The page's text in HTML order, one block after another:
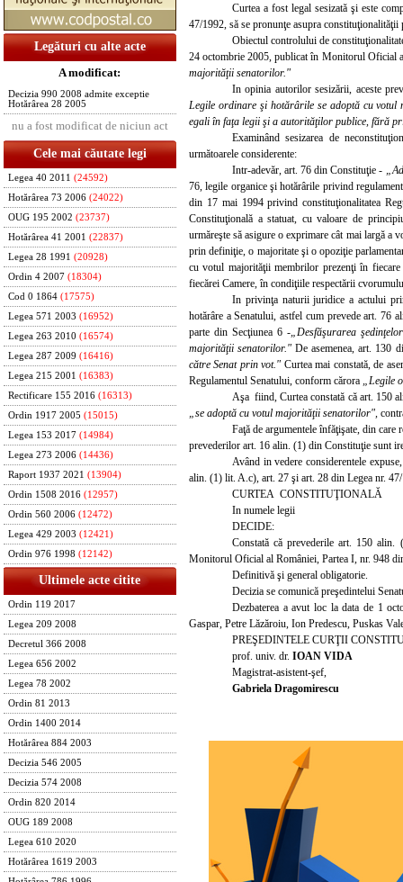
Legături cu alte acte
A modificat:
Decizia 990 2008 admite exceptie
Hotărârea 28 2005
nu a fost modificat de niciun act
Cele mai căutate legi
Legea 40 2011 (24592)
Hotărârea 73 2006 (24022)
OUG 195 2002 (23737)
Hotărârea 41 2001 (22837)
Legea 28 1991 (20928)
Ordin 4 2007 (18304)
Cod 0 1864 (17575)
Legea 571 2003 (16952)
Legea 263 2010 (16574)
Legea 287 2009 (16416)
Legea 215 2001 (16383)
Rectificare 155 2016 (16313)
Ordin 1917 2005 (15015)
Legea 153 2017 (14984)
Legea 273 2006 (14436)
Raport 1937 2021 (13904)
Ordin 1508 2016 (12957)
Ordin 560 2006 (12472)
Legea 429 2003 (12421)
Ordin 976 1998 (12142)
Ultimele acte citite
Ordin 119 2017
Legea 209 2008
Decretul 366 2008
Legea 656 2002
Legea 78 2002
Ordin 81 2013
Ordin 1400 2014
Hotărârea 884 2003
Decizia 546 2005
Decizia 574 2008
Ordin 820 2014
OUG 189 2008
Legea 610 2020
Hotărârea 1619 2003
Curtea a fost legal sesizată şi este
47/1992, să se pronunţe asupra
Obiectul controlului de
24 octombrie 2005, publicat în Monitorul Oficial
majorităţii senatorilor."
In opinia autorilor sesizării, aceste
Legile ordinare şi hotărârile se adoptă cu
egali în faţa legii şi a autorităţilor publice, fără
Examinând sesizarea de
următoarele considerente:
Intr-adevăr, art. 76 din Constituţie -
76, legile organice şi hotărârile privind
din 17 mai 1994 privind constituţionalitatea
Constituţională a statuat, cu valoare de
urmăreşte să asigure o exprimare cât mai largă a
prin definiţie, o majoritate şi o opoziţie
cu votul majorităţii membrilor prezenţi în
fiecărei Camere, în condiţiile respectării
In privinţa naturii juridice a actului
hotărâre a Senatului, astfel cum prevede art. 76
parte din Secţiunea 6 -„Desfăşurarea
majorităţii senatorilor."De asemenea, art. 130
către Senat prin vot." Curtea mai constată, de
Regulamentul Senatului, conform cărora
Aşa fiind, Curtea constată că art.
„se adoptă cu votul majorităţii senatorilor",
Faţă de argumentele înfăţişate, din
prevederilor art. 16 alin. (1) din Constituţie sunt
Având in vedere considerentele
alin. (1) lit. A.c), art. 27 şi art. 28 din Legea nr.
CURTEA CONSTITUŢIONALĂ
In numele legii
DECIDE:
Constată că prevederile art. 150
Monitorul Oficial al României, Partea I, nr. 948
Definitivă şi general obligatorie.
Decizia se comunică preşedintelui
Dezbaterea a avut loc la data de 1
Gaspar, Petre Lăzăroiu, Ion Predescu, Puskas
PREŞEDINTELE CURŢII
prof. univ. dr. IOAN VIDA
Magistrat-asistent-şef,
Gabriela Dragomirescu